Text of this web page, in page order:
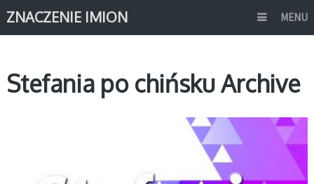
ZNACZENIE IMION MENU
Stefania po chińsku Archive